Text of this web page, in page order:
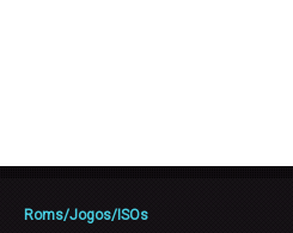
Roms/Jogos/ISOs